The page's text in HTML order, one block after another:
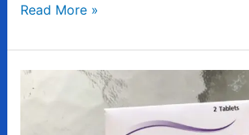
女
ダ
イ
バ
Read More »
プ
ー